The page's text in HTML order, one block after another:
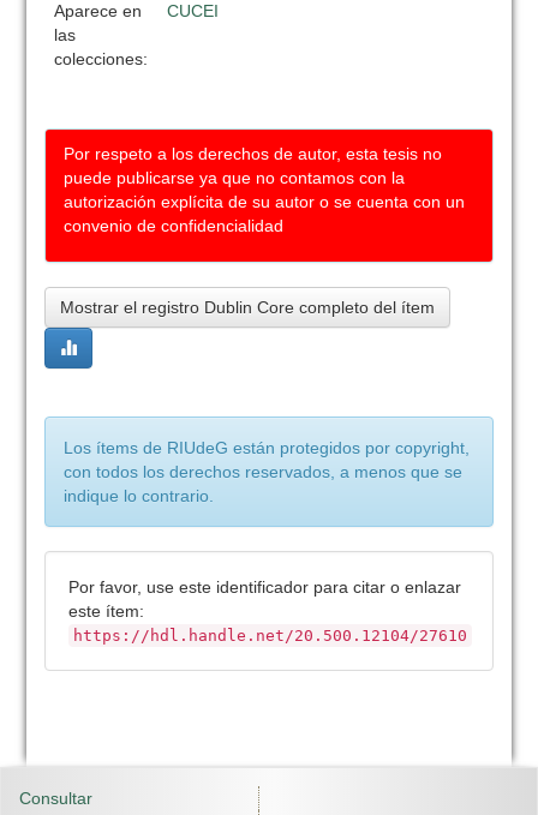
Aparece en
las
colecciones:
CUCEI
Por respeto a los derechos de autor, esta tesis no
puede publicarse ya que no contamos con la
autorización explícita de su autor o se cuenta con un
convenio de confidencialidad
Mostrar el registro Dublin Core completo del ítem
Los ítems de RIUdeG están protegidos por copyright,
con todos los derechos reservados, a menos que se
indique lo contrario.
Por favor, use este identificador para citar o enlazar
este ítem:
https://hdl.handle.net/20.500.12104/27610
Consultar